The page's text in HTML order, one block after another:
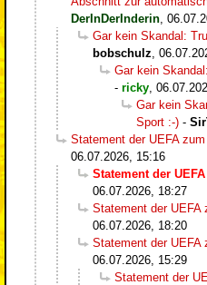
DerInDerInderin
Gar kein Skandal:
bobschulz
Gar kein
- ricky
Gar kein
Sport :-) -
Statement der UEFA
06.07.2026, 15:16
Statement der
06.07.2026, 18:27
Statement der UEFA
06.07.2026, 18:20
Statement der UEFA
06.07.2026, 15:29
Statement der